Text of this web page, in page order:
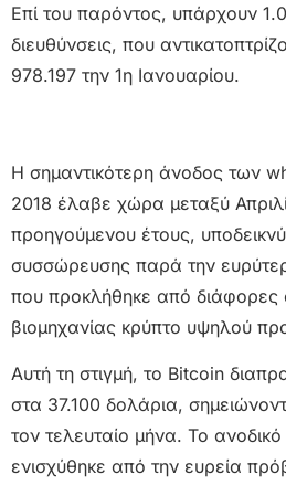
Επί του παρόντος, υπάρχουν
διευθύνσεις, που
978.197 την 1η Ιανουαρίου.
Η σημαντικότερη άνοδος των
2018 έλαβε χώρα μεταξύ
προηγούμενου έτους,
συσσώρευσης παρά την
που προκλήθηκε από διάφορες
βιομηχανίας κρύπτο υψηλού
Αυτή τη στιγμή, το Bitcoin
στα 37.100 δολάρια,
τον τελευταίο μήνα. Το
ενισχύθηκε από την ευρεία